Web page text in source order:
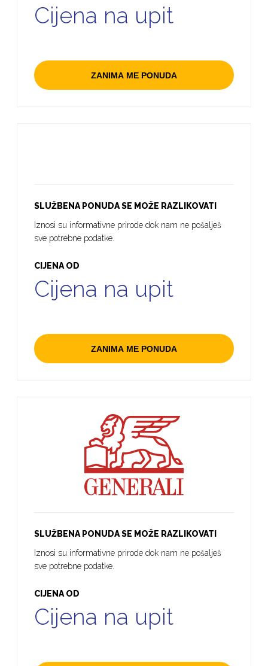
Cijena na upit
ZANIMA ME PONUDA
SLUŽBENA PONUDA SE MOŽE RAZLIKOVATI
Iznosi su informativne prirode dok nam ne pošalješ
sve potrebne podatke.
CIJENA OD
Cijena na upit
ZANIMA ME PONUDA
SLUŽBENA PONUDA SE MOŽE RAZLIKOVATI
Iznosi su informativne prirode dok nam ne pošalješ
sve potrebne podatke.
CIJENA OD
Cijena na upit